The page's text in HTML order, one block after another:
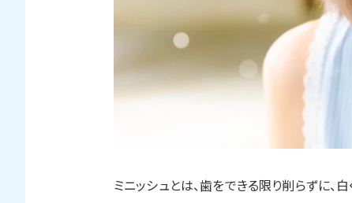
ミニッシュとは、歯をできる限り削らずに、